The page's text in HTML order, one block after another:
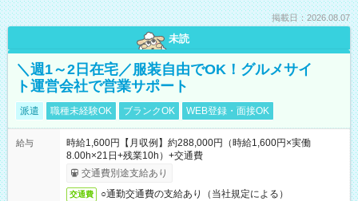
掲載日：2026.08.07
未読
＼週1～2日在宅／服装自由でOK！グルメサイ
ト運営会社で営業サポート
派遣 職種未経験OK ブランクOK WEB登録・面接OK
給与
時給1,600円【月収例】約288,000円（時給1,600円×実働
8.00h×21日+残業10h）+交通費
交通費別途支給あり
交通費 ○通勤交通費の支給あり（当社規定による）